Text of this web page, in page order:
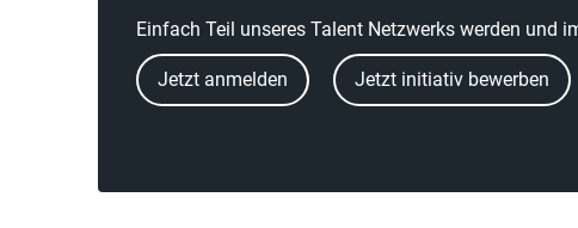
Einfach Teil unseres Talent Netzwerks werden und
Jetzt anmelden Jetzt initiativ bewerben